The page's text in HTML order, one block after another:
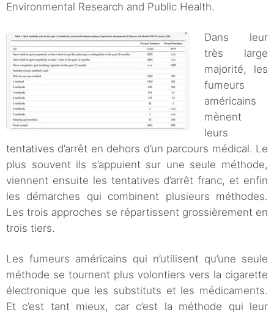
Environmental Research and Public Health.
Dans leur
très large
majorité, les
fumeurs
américains
mènent
leurs
tentatives d’arrêt en dehors d’un parcours médical. Le
plus souvent ils s’appuient sur une seule méthode,
viennent ensuite les tentatives d’arrêt franc, et enfin
les démarches qui combinent plusieurs méthodes.
Les trois approches se répartissent grossièrement en
trois tiers.
Les fumeurs américains qui n’utilisent qu’une seule
méthode se tournent plus volontiers vers la cigarette
électronique que les substituts et les médicaments.
Et c’est tant mieux, car c’est la méthode qui leur